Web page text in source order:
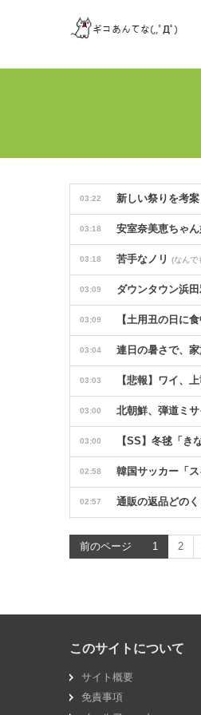
03:22 新しい祭りを考案
03:18 安室奈美恵ちゃん
03:18 苦手なノリ (なんで
03:09 ダウンタウン浜
03:09 【土用丑の日に
03:04 連日の暑さで、
03:03 【悲報】ワイ、
03:00 北朝鮮、弾道ミ
03:00 【SS】冬毬「き
02:58 韓国サッカー「
02:57 通販の返品どの
千葉県袖ケ浦市
最近熊の被害を
02:47 広末涼子「頑な
02:47 【悲報】キャン
前のページ 1 2
このサイトについて
サイト概要
免責事項